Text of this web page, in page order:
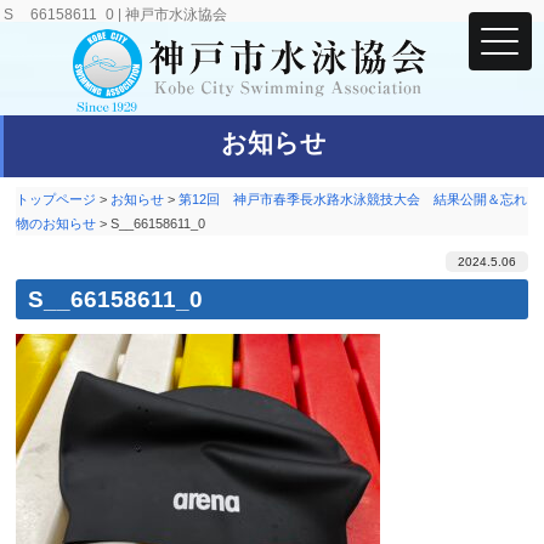
S__66158611_0 | 神戸市水泳協会
お知らせ
トップページ > お知らせ >第12回 神戸市春季長水路水泳競技大会 結果公開＆忘れ
物のお知らせ >S__66158611_0
2024.5.06
S__66158611_0